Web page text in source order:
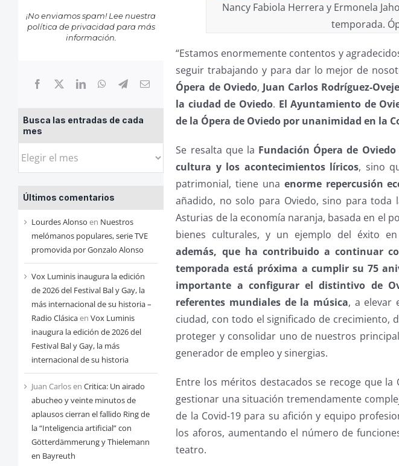
¡No enviamos spam! Lee nuestra
política de privacidadpara más
información.
Busca las entradas de cada
mes
Busca
entradas
de
cada
mes
Últimos comentarios
Lourdes Alonso en Nuestros
melómanos populares, serie TVE
promovida por Gonzalo Alonso
Vox Luminis inaugura la edición
de 2026 del Festival Bal y Gay, la
más internacional de su historia –
Radio Clásicaen Vox Luminis
inaugura la edición de 2026 del
Festival Bal y Gay, la más
internacional de su historia
Juan Carlosen Critica: Un airado
abucheo y veinte minutos de
aplausos cierran el fallido Ring de
la “Inteligencia artificial” con
Götterdämmerung y Thielemann
en Bayreuth
Nancy Fabiola Herrera y Ermonela
temporada.
“Estamos enormemente contentos y
seguir trabajando y para dar lo mejor de
Ópera de Oviedo, Juan Carlos Rodríguez-
la ciudad de Oviedo. El Ayuntamiento de
de la Ópera de Oviedo por unanimidad en la
Se resalta que la Fundación Ópera de Oviedo
cultura y los acontecimientos líricos, sino
patrimonial, tiene una enorme repercusión
añadido, no solo para Oviedo, sino para
Asturias de la economía naranja, basada en el
bienes culturales, y un ejemplo del éxito
además, que ha contribuido a continuar
temporada está próxima a cumplir su 75
importante a configurar el distintivo de
referentes mundiales de la música, a elevar
ciudad, con todo el significado de crecimiento,
proteger y consolidar uno de nuestros
generador de empleo y sinergias.
Entre los méritos destacados se recoge que
gestionar una situación tremendamente
de la Covid-19 para su afición y equipo
los aforos, aumentando el número de
teatro.